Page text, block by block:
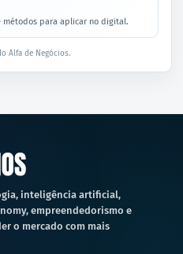
métodos para aplicar no digital.
Alfa de Negócios.
inteligência artificial,
empreendedorismo e
o mercado com mais